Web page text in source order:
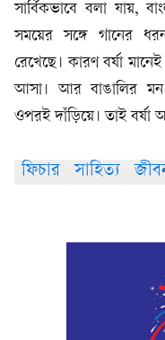
সার্বিকভাবে বলা যায়,
সময়ের সঙ্গে গানের
রেখেছে। কারণ বর্ষা
আসা। আর বাঙালির মন
ওপরই দাঁড়িয়ে। তাই
ফিচার সাহিত্য